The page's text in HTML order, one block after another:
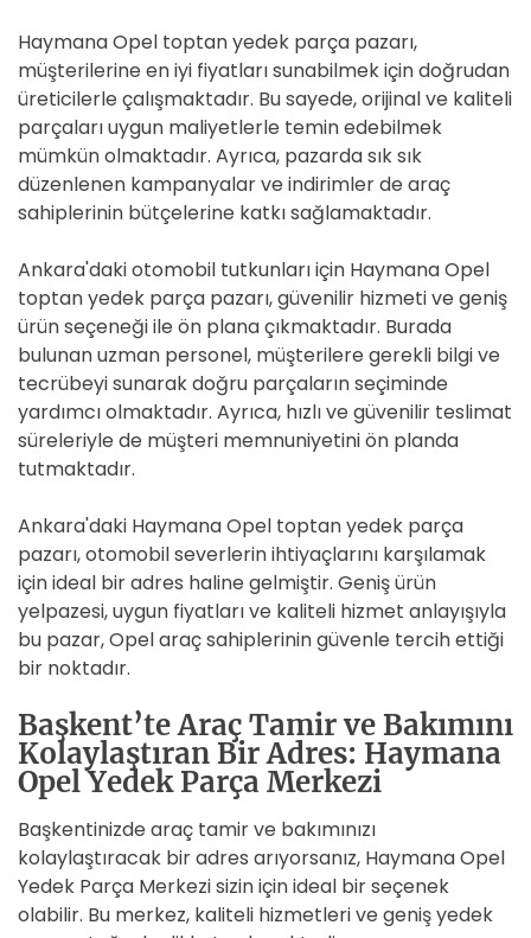
Haymana Opel toptan yedek parça pazarı,
müşterilerine en iyi fiyatları sunabilmek için doğrudan
üreticilerle çalışmaktadır. Bu sayede, orijinal ve kaliteli
parçaları uygun maliyetlerle temin edebilmek
mümkün olmaktadır. Ayrıca, pazarda sık sık
düzenlenen kampanyalar ve indirimler de araç
sahiplerinin bütçelerine katkı sağlamaktadır.
Ankara'daki otomobil tutkunları için Haymana Opel
toptan yedek parça pazarı, güvenilir hizmeti ve geniş
ürün seçeneği ile ön plana çıkmaktadır. Burada
bulunan uzman personel, müşterilere gerekli bilgi ve
tecrübeyi sunarak doğru parçaların seçiminde
yardımcı olmaktadır. Ayrıca, hızlı ve güvenilir teslimat
süreleriyle de müşteri memnuniyetini ön planda
tutmaktadır.
Ankara'daki Haymana Opel toptan yedek parça
pazarı, otomobil severlerin ihtiyaçlarını karşılamak
için ideal bir adres haline gelmiştir. Geniş ürün
yelpazesi, uygun fiyatları ve kaliteli hizmet anlayışıyla
bu pazar, Opel araç sahiplerinin güvenle tercih ettiği
bir noktadır.
Başkent’te Araç Tamir ve Bakımını
Kolaylaştıran Bir Adres: Haymana
Opel Yedek Parça Merkezi
Başkentinizde araç tamir ve bakımınızı
kolaylaştıracak bir adres arıyorsanız, Haymana Opel
Yedek Parça Merkezi sizin için ideal bir seçenek
olabilir. Bu merkez, kaliteli hizmetleri ve geniş yedek